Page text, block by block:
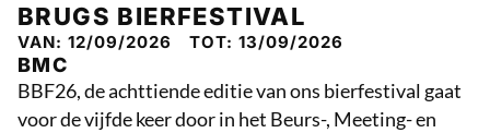
BRUGS BIERFESTIVAL
VAN: 12/09/2026 TOT: 13/09/2026
BMC
BBF26, de achttiende editie van ons bierfestival gaat
voor de vijfde keer door in het Beurs-, Meeting- en